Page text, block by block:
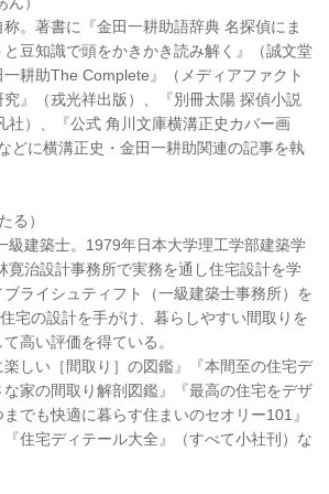
。著書に『金田一耕助語辞典 名探偵にま
豆知識で頭をかきかき読み解く』（誠文堂
耕助The Complete』（メディアファクト
究』（戎光祥出版）、『別冊太陽 探偵小説
社）、『公式 角川文庫横溝正史カバー画
どに横溝正史・金田一耕助関連の記事を執
る）
級建築士。1979年日本大学理工学部建築学
寛治設計事務所で実務を通し住宅設計を学
ライシュティフト（一級建築士事務所）を
宅の設計を手がけ、暮らしやすい間取りを
高い評価を得ている。
しい［間取り］の図鑑』『本間至の住宅デ
家の間取り解剖図鑑』『最高の住宅をデザ
でも快適に暮らす住まいのセオリー101』
『住宅ディテール大全』（すべて小社刊）な